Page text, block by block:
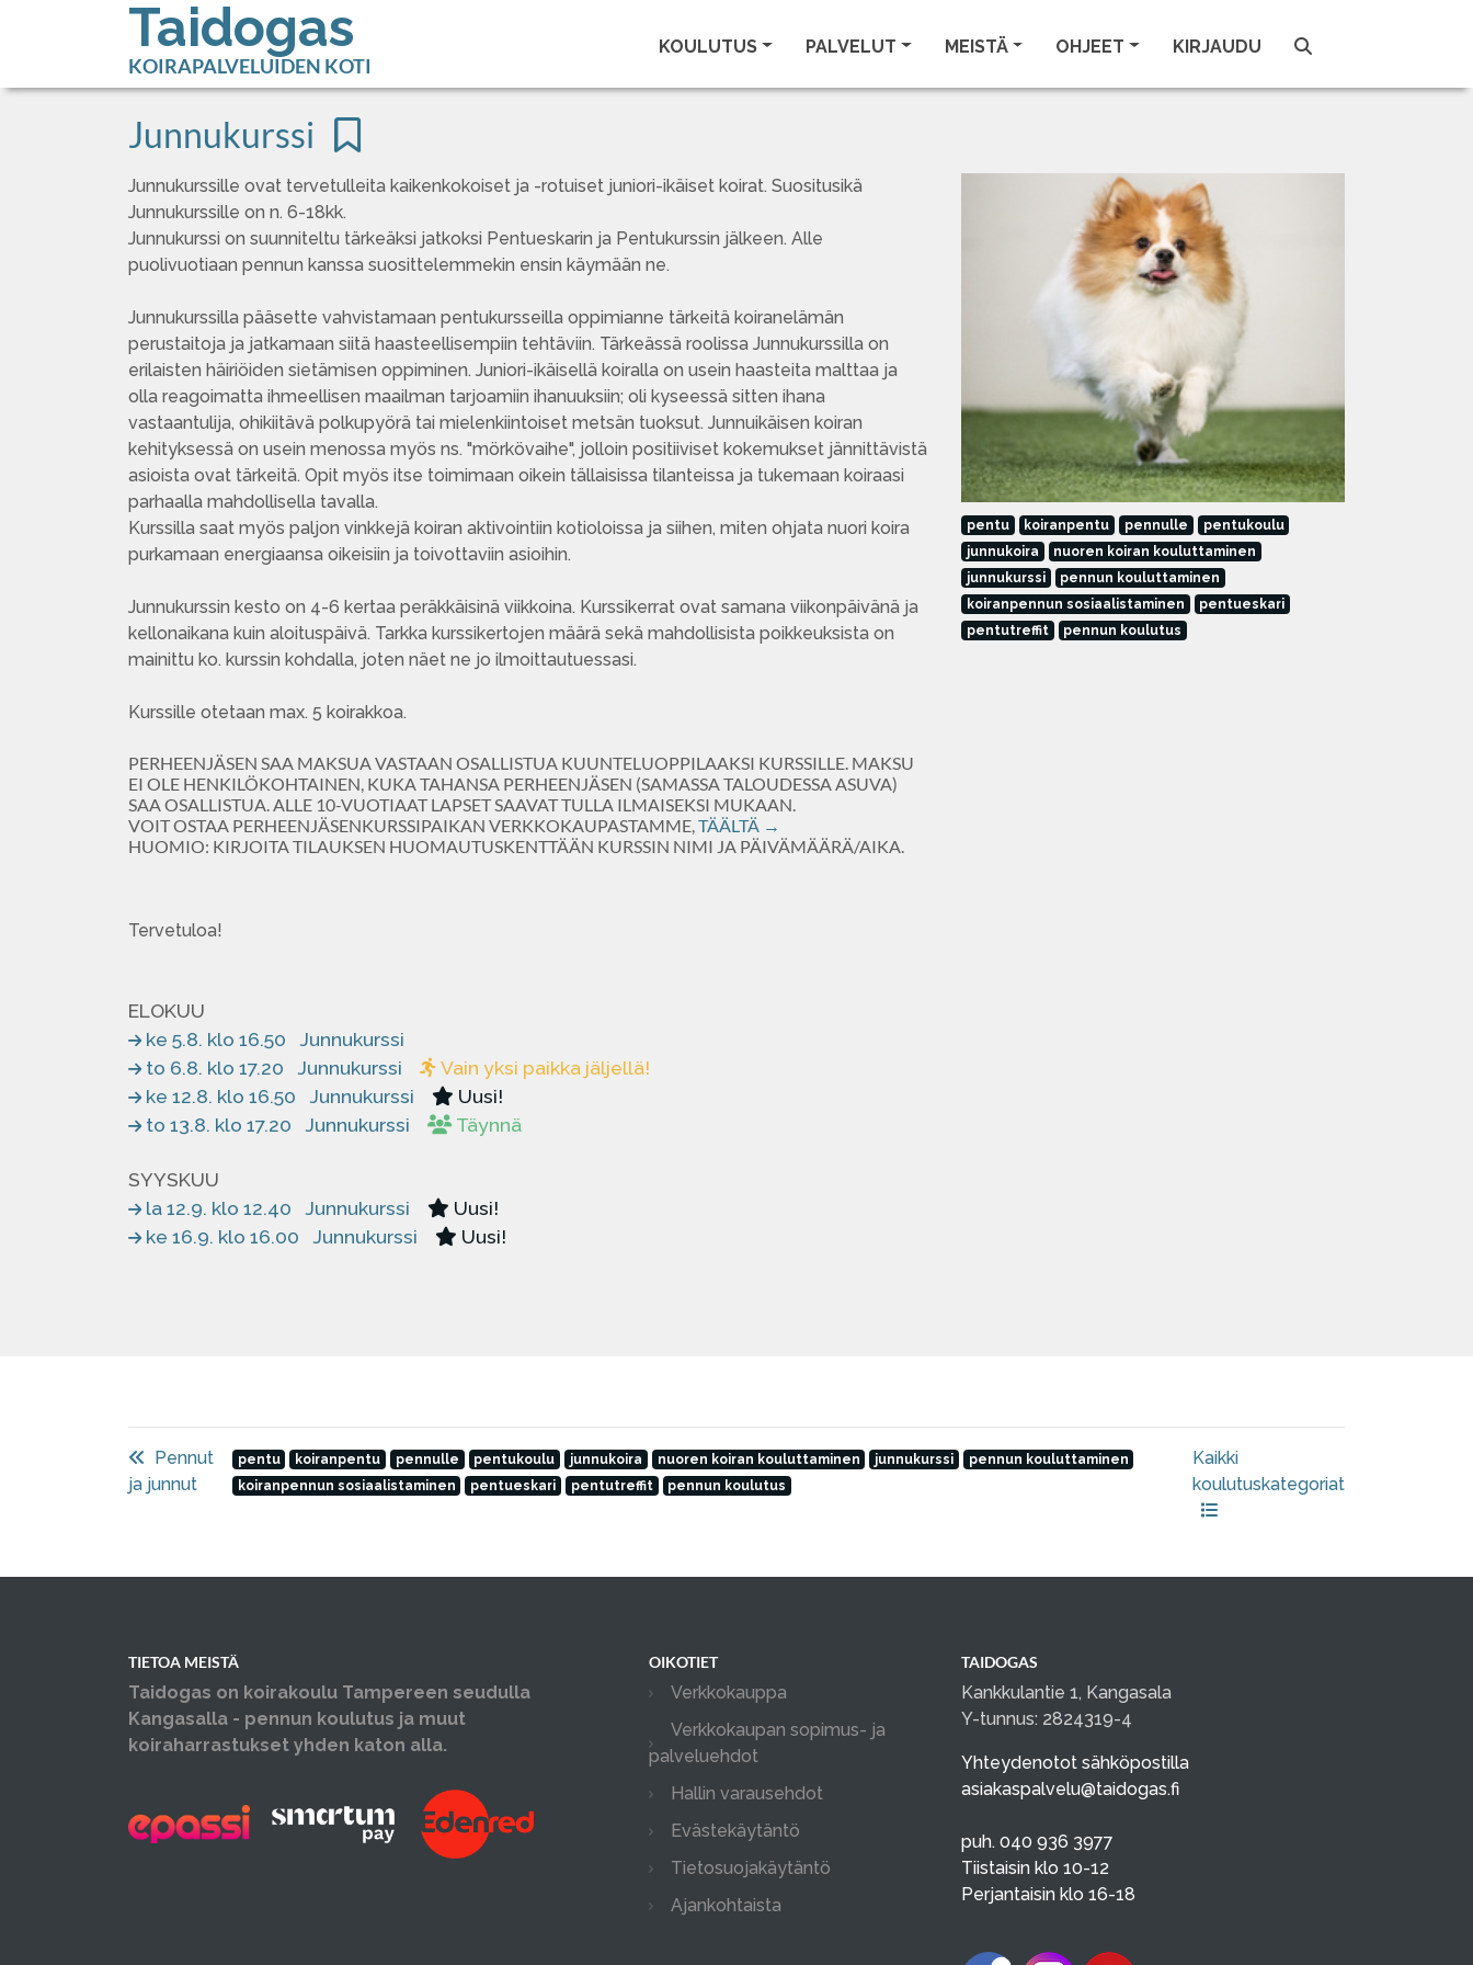
Taidogas
KOIRAPALVELUIDEN KOTI
KOULUTUS PALVELUT MEISTÄ OHJEET KIRJAUDU
Junnukurssi
Junnukurssille ovat tervetulleita kaikenkokoiset ja -rotuiset juniori-ikäiset koirat. Suositusikä
Junnukurssille on n. 6-18kk.
Junnukurssi on suunniteltu tärkeäksi jatkoksi Pentueskarin ja Pentukurssin jälkeen. Alle
puolivuotiaan pennun kanssa suosittelemmekin ensin käymään ne.
Junnukurssilla pääsette vahvistamaan pentukursseilla oppimianne tärkeitä koiranelämän
perustaitoja ja jatkamaan siitä haasteellisempiin tehtäviin. Tärkeässä roolissa Junnukurssilla on
erilaisten häiriöiden sietämisen oppiminen. Juniori-ikäisellä koiralla on usein haasteita malttaa ja
olla reagoimatta ihmeellisen maailman tarjoamiin ihanuuksiin; oli kyseessä sitten ihana
vastaantulija, ohikiitävä polkupyörä tai mielenkiintoiset metsän tuoksut. Junnuikäisen koiran
kehityksessä on usein menossa myös ns. "mörkövaihe", jolloin positiiviset kokemukset jännittävistä
asioista ovat tärkeitä. Opit myös itse toimimaan oikein tällaisissa tilanteissa ja tukemaan koiraasi
parhaalla mahdollisella tavalla.
Kurssilla saat myös paljon vinkkejä koiran aktivointiin kotioloissa ja siihen, miten ohjata nuori koira
purkamaan energiaansa oikeisiin ja toivottaviin asioihin.
Junnukurssin kesto on 4-6 kertaa peräkkäisinä viikkoina. Kurssikerrat ovat samana viikonpäivänä ja
kellonaikana kuin aloituspäivä. Tarkka kurssikertojen määrä sekä mahdollisista poikkeuksista on
mainittu ko. kurssin kohdalla, joten näet ne jo ilmoittautuessasi.
Kurssille otetaan max. 5 koirakkoa.
PERHEENJÄSEN SAA MAKSUA VASTAAN OSALLISTUA KUUNTELUOPPILAAKSI KURSSILLE. MAKSU
EI OLE HENKILÖKOHTAINEN, KUKA TAHANSA PERHEENJÄSEN (SAMASSA TALOUDESSA ASUVA)
SAA OSALLISTUA. ALLE 10-VUOTIAAT LAPSET SAAVAT TULLA ILMAISEKSI MUKAAN.
VOIT OSTAA PERHEENJÄSENKURSSIPAIKAN VERKKOKAUPASTAMME,TÄÄLTÄ →
HUOMIO: KIRJOITA TILAUKSEN HUOMAUTUSKENTTÄÄN KURSSIN NIMI JA PÄIVÄMÄÄRÄ/AIKA.
Tervetuloa!
ELOKUU
ke 5.8. klo 16.50
Junnukurssi
to 6.8. klo 17.20
Junnukurssi
Vain yksi paikka jäljellä!
ke 12.8. klo 16.50
Junnukurssi
Uusi!
to 13.8. klo 17.20
Junnukurssi Täynnä
SYYSKUU
la 12.9. klo 12.40
Junnukurssi
Uusi!
ke 16.9. klo 16.00
Junnukurssi Uusi!
pentu koiranpentu pennulle
pentukoulu
junnukoira
nuoren koiran kouluttaminen
junnukurssi
pennun kouluttaminen
koiranpennun sosiaalistaminen
pentueskari
pentutreffit
pennun koulutus
Pennut
ja junnut
pentu koiranpentu pennulle pentukoulu junnukoira nuoren koiran kouluttaminen junnukurssi
pennun kouluttaminen
koiranpennun sosiaalistaminen
pentueskari pentutreffit pennun koulutus
Kaikki
koulutuskategoriat
TIETOA MEISTÄ
Taidogas on koirakoulu Tampereen seudulla
Kangasalla - pennun koulutus ja muut
koiraharrastukset yhden katon alla.
OIKOTIET
Verkkokauppa
Verkkokaupan sopimus- ja
palveluehdot
Hallin varausehdot
Evästekäytäntö
Tietosuojakäytäntö
Ajankohtaista
TAIDOGAS
Kankkulantie 1, Kangasala
Y-tunnus: 2824319-4
Yhteydenotot sähköpostilla
asiakaspalvelu@taidogas.fi
puh. 040 936 3977
Tiistaisin klo 10-12
Perjantaisin klo 16-18